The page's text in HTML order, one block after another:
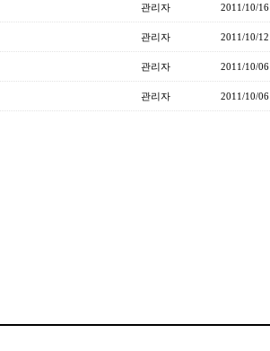
관리자 2011/10/16
관리자 2011/10/12
관리자 2011/10/06
관리자 2011/10/06